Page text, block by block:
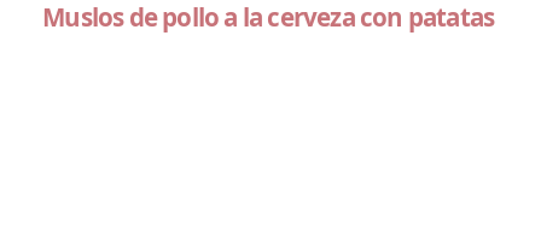
Muslos de pollo a la cerveza con patatas